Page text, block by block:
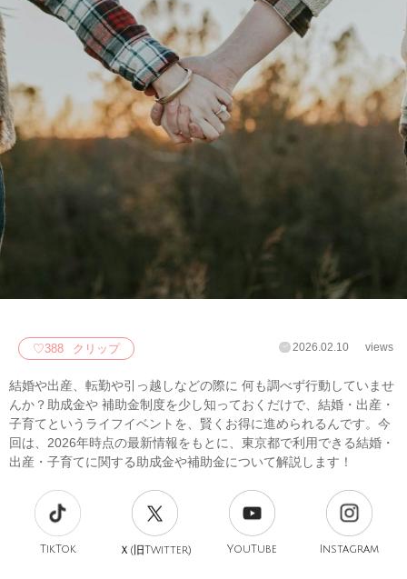
♡388 クリップ 2026.02.10 views
結婚や出産、転勤や引っ越しなどの際に 何も調べず行動していませ
んか？助成金や 補助金制度を少し知っておくだけで、結婚・出産・
子育てというライフイベントを、賢くお得に進められるんです。今
回は、2026年時点の最新情報をもとに、東京都で利用できる結婚・
出産・子育てに関する助成金や補助金について解説します！
TikTok Ｘ(旧Twitter) YouTube Instagram